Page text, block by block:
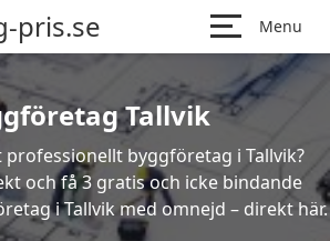
pris.se Menu
Tallvik
byggföretag i Tallvik?
och få 3 gratis och icke bindande
i Tallvik med omnejd – direkt här.